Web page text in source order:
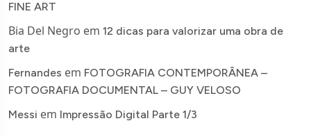
FINE ART
Bia Del Negro em 12 dicas para valorizar uma obra de
arte
Fernandes em FOTOGRAFIA CONTEMPORÂNEA –
FOTOGRAFIA DOCUMENTAL – GUY VELOSO
Messi em Impressão Digital Parte 1/3